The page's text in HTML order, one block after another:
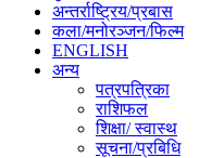
अन्तर्राष्ट्रिय/प्रबास
कला/मनोरञ्जन/फिल्म
ENGLISH
अन्य
पत्रपत्रिका
राशिफल
शिक्षा/ स्वास्थ
सूचना/प्रबिधि